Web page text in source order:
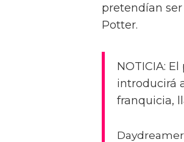
pretendían
Potter.
NOTICIA:
introducirá
franquicia,